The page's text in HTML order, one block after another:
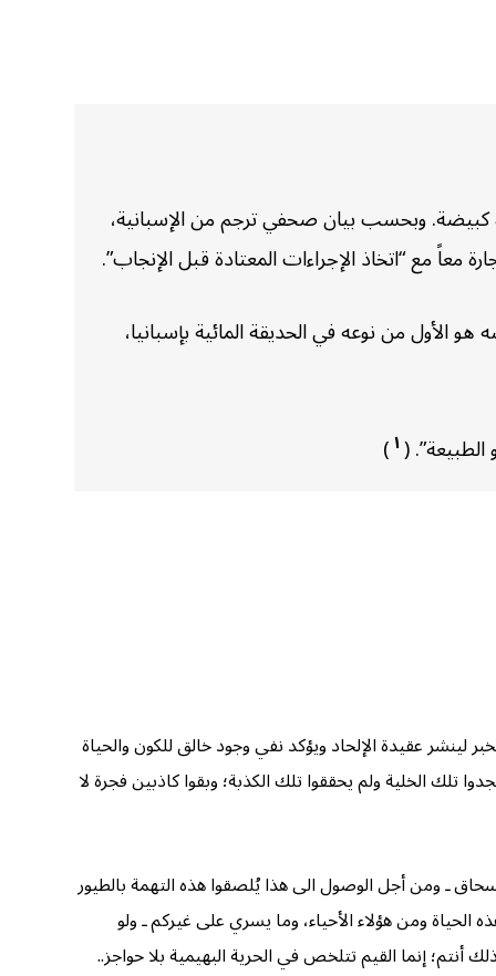
كبيضة. وبحسب بيان صحفي ترجم من الإسبانية،
الأول من نوعه في الحديقة المائية بإسبانيا،
١)
لينشر عقيدة الإلحاد ويؤكد نفي وجود خالق للكون والحياة
تلك الخلية ولم يحققوا تلك الكذبة؛ وبقوا كاذبين فجرة لا
ـ ومن أجل الوصول الى هذا يُلصقوا هذه التهمة بالطيور
الحياة ومن هؤلاء الأحياء، وما يسري على غيركم ـ ولو
أنتم؛ إنما القيم تتلخص في الحرية البهيمية بلا حواجز..